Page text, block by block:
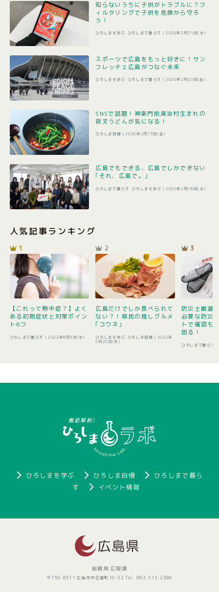
知らないうちに子供がトラブルに？フ
ィルタリングで子供を危険から守ろ
う！
ひろしまを学ぶ･ひろしまで暮らす | 2026年2月25日(水)
スポーツで広島をもっと好きに！サン
フレッチェ広島がつなぐ未来
ひろしまを学ぶ･ひろしまで暮らす | 2026年2月20日(金)
SNSで話題！神楽門前湯治村生まれの
夜叉うどんが気になる！
ひろしま自慢 |2026年2月13日(金)
広島でもできる、広島でしかできない
｢それ、広島で。｣
ひろしまで暮らす･ひろしまを学ぶ | 2026年2月18日(水)
人気記事ランキング
1
【これって熱中症？】よく
ある初期症状と対策ポイン
ト6つ
ひろしまで暮らす | 2022年8月3日(水)
2
広島だけでしか食べられて
ない？！県民の推しグルメ
｢コウネ｣
ひろしまを学ぶ･ひろしま自慢 | 2022年
9月29日(木)
3
防災士厳選
必要な防災
トで確認も
困る！
ひろしまで暮らす
ひろしまを学ぶ ひろしま自慢
ひろしまで暮ら
す
イベント情報
総務局 広報課
〒730-8511 広島市中区基町10-52 Tel. 082-513-2386